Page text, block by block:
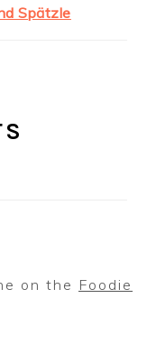
Spätzle
on the Foodie